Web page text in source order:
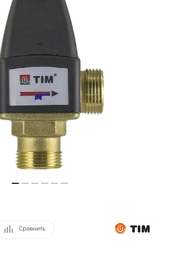
Сравнить